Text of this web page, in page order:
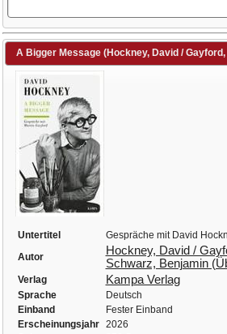
Untertitel
Gespräche mit David
Autor
Hockney, David /
Schwarz, Benjamin
Verlag Kampa Verlag
Sprache
Deutsch
Einband
Fester Einband
Erscheinungsjahr
2026